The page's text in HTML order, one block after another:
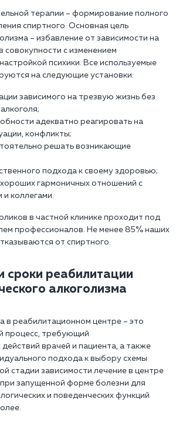
терапии – формирование полного
спиртного. Основная цель
– избавление от зависимости на
совокупности с изменением
психики. Все используемые
на следующие установки:
зависимого на трезвую жизнь без
адекватно реагировать на
конфликты;
решать возникающие
подхода к своему здоровью;
гармоничных отношений с
и коллегами.
в частной клинике проходит под
профессионалов. Не менее 85% наших
от спиртного.
сроки реабилитации
алкоголизма
в реабилитационном центре – это
процесс, требующий
врачей и пациента, а также
подхода к выбору схемы
стадии зависимости лечение в центре
запущенной форме болезни для
и поведенческих функций